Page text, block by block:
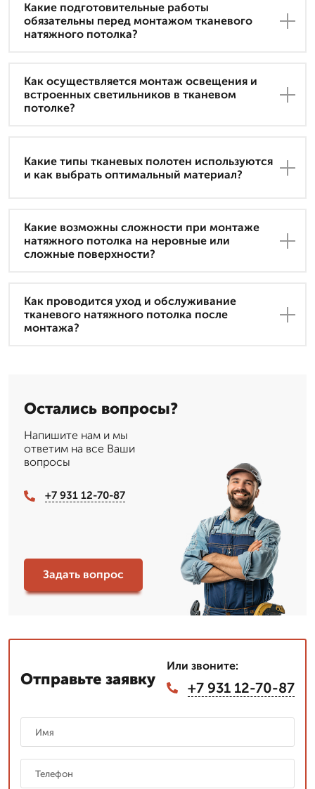
Какие подготовительные работы
обязательны перед монтажом тканевого
натяжного потолка?
Как осуществляется монтаж освещения и
встроенных светильников в тканевом
потолке?
Какие типы тканевых полотен используются
и как выбрать оптимальный материал?
Какие возможны сложности при монтаже
натяжного потолка на неровные или
сложные поверхности?
Как проводится уход и обслуживание
тканевого натяжного потолка после
монтажа?
Остались вопросы?
Напишите нам и мы
ответим на все Ваши
вопросы
+7 931 12-70-87
Задать вопрос
Отправьте заявку
Или звоните:
+7 931 12-70-87